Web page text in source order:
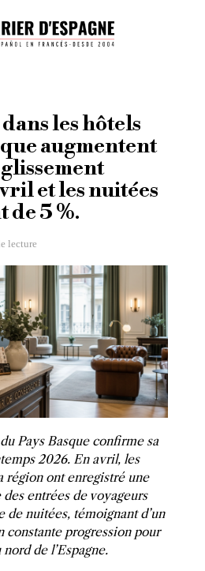
les hôtels
augmentent
et les nuitées
de 5 %.
lecture
Pays Basque confirme sa
2026. En avril, les
région ont enregistré une
entrées de voyageurs
de nuitées, témoignant d’un
constante progression pour
de l’Espagne.